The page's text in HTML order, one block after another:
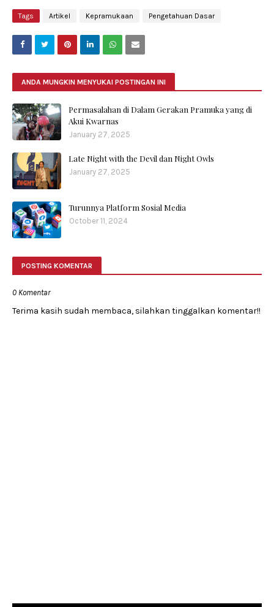
Tags Artikel Kepramukaan Pengetahuan Dasar
ANDA MUNGKIN MENYUKAI POSTINGAN INI
Permasalahan di Dalam Gerakan Pramuka yang di
Akui Kwarnas
January 27, 2025
Late Night with the Devil dan Night Owls
January 27, 2025
Turunnya Platform Sosial Media
October 11, 2024
POSTING KOMENTAR
0 Komentar
Terima kasih sudah membaca, silahkan tinggalkan komentar!!